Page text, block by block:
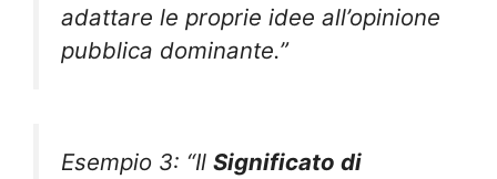
adattare le proprie idee all’opinione
pubblica dominante.”
Esempio 3: “Il Significato di